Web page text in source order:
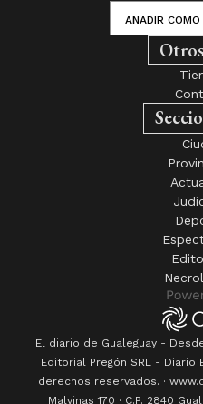
AÑADIR
El diario de Gualeguay -
Editorial Pregón SRL - Diario
derechos reservados. · www.
Malvinas 170 · C.P. 2840